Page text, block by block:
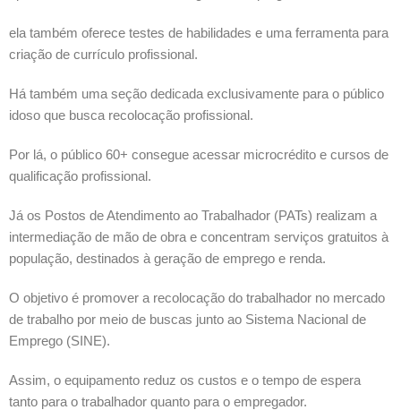
ela também oferece testes de habilidades e uma ferramenta para
criação de currículo profissional.
Há também uma seção dedicada exclusivamente para o público
idoso que busca recolocação profissional.
Por lá, o público 60+ consegue acessar microcrédito e cursos de
qualificação profissional.
Já os Postos de Atendimento ao Trabalhador (PATs) realizam a
intermediação de mão de obra e concentram serviços gratuitos à
população, destinados à geração de emprego e renda.
O objetivo é promover a recolocação do trabalhador no mercado
de trabalho por meio de buscas junto ao Sistema Nacional de
Emprego (SINE).
Assim, o equipamento reduz os custos e o tempo de espera
tanto para o trabalhador quanto para o empregador.